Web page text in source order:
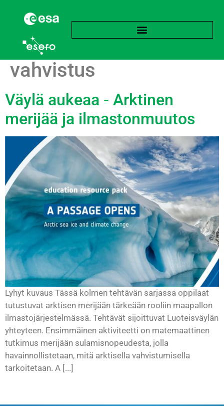
Avainsana:Arktinen
vahvistus
Väylä aukeaa - Arktinen
merijää ja ilmastonmuutos
Lyhyt kuvaus Tässä kolmen tehtävän sarjassa oppilaat
tutustuvat arktisen merijään tärkeään rooliin maapallon
ilmastojärjestelmässä. Tehtävät sijoittuvat Luoteisväylän
yhteyteen. Ensimmäinen aktiviteetti on matemaattinen
tutkimus merijään sulamisnopeudesta, jolla
havainnollistetaan, mitä arktisella vahvistumisella
tarkoitetaan. A [...]